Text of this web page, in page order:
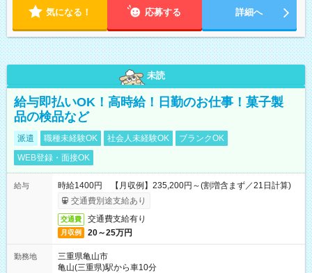
気になる！ 応募する 詳細へ
未読
給与即払いOK！高時給！日勤のお仕事！菓子製
品の検品など
派遣 職種未経験OK 社会人未経験OK
ブランクOK
WEB登録・面接OK
給与
時給1400円 【月収例】235,200円～(割増含まず／21日計算)
交通費別途支給あり
交通費 交通費支給有り
月収例 20～25万円
勤務地
三重県亀山市
亀山(三重県)駅から車10分